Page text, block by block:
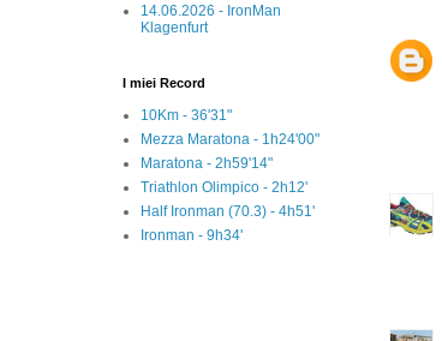
14.06.2026 - IronMan
Klagenfurt
I miei Record
10Km - 36'31"
Mezza Maratona - 1h24'00"
Maratona - 2h59'14"
Triathlon Olimpico - 2h12'
Half Ironman (70.3) - 4h51'
Ironman - 9h34'